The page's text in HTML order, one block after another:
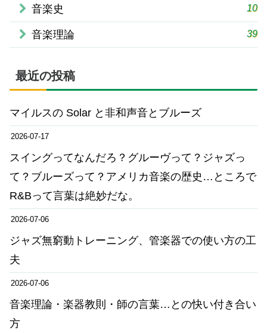
音楽史 10
音楽理論 39
最近の投稿
マイルスの Solar と非和声音とブルーズ
2026-07-17
スイングってなんだろ？グルーヴって？ジャズっ
て？ブルーズって？アメリカ音楽の歴史…ところで
R&Bって言葉は絶妙だな。
2026-07-06
ジャズ無窮動トレーニング、管楽器での使い方の工
夫
2026-07-06
音楽理論・楽器教則・師の言葉…との快い付き合い
方